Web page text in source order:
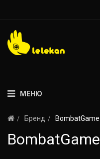
МЕНЮ
Бренд BombatGame
BombatGame